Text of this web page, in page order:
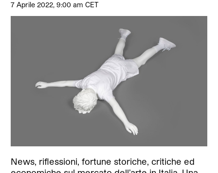
7 Aprile 2022, 9:00 am CET
News, riflessioni, fortune storiche, critiche ed